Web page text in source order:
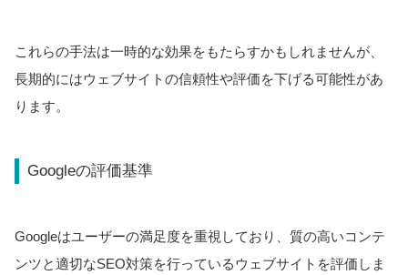
これらの手法は一時的な効果をもたらすかもしれませんが、
長期的にはウェブサイトの信頼性や評価を下げる可能性があ
ります。
Googleの評価基準
Googleはユーザーの満足度を重視しており、質の高いコンテ
ンツと適切なSEO対策を行っているウェブサイトを評価しま